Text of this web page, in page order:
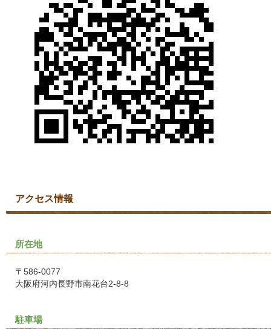
アクセス情報
所在地
〒586-0077
大阪府河内長野市南花台2-8-8
駐車場